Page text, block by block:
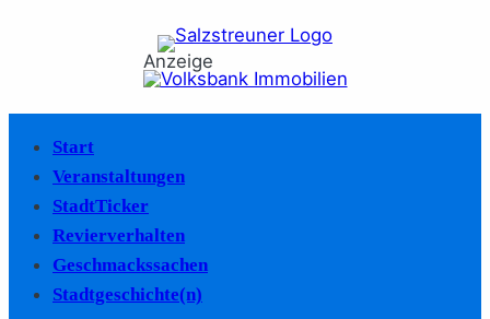
Anzeige
Start
Veranstaltungen
StadtTicker
Revierverhalten
Geschmackssachen
Stadtgeschichte(n)